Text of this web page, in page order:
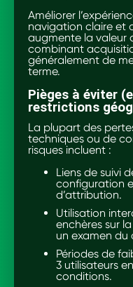
Améliorer
navigation claire et
augmente la valeur
combinant
généralement de
terme.
Pièges à éviter
restrictions
La plupart des
techniques ou de
risques incluent :
Liens de suivi
configuration
d’attribution.
Utilisation
enchères sur
un examen du
Périodes de
3 utilisateurs
conditions.